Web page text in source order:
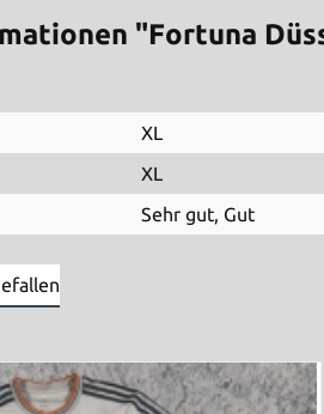
"Fortuna
XL
XL
Sehr gut, Gut